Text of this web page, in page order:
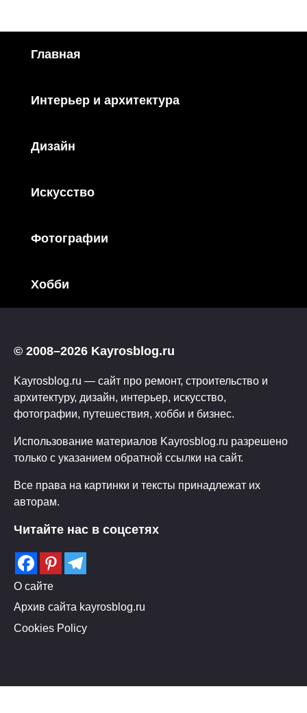
Главная
Интерьер и архитектура
Дизайн
Искусство
Фотографии
Хобби
© 2008–2026 Kayrosblog.ru
Kayrosblog.ru — сайт про ремонт, строительство и
архитектуру, дизайн, интерьер, искусство,
фотографии, путешествия, хобби и бизнес.
Использование материалов Kayrosblog.ru разрешено
только с указанием обратной ссылки на сайт.
Все права на картинки и тексты принадлежат их
авторам.
Читайте нас в соцсетях
О сайте
Архив сайта kayrosblog.ru
Cookies Policy